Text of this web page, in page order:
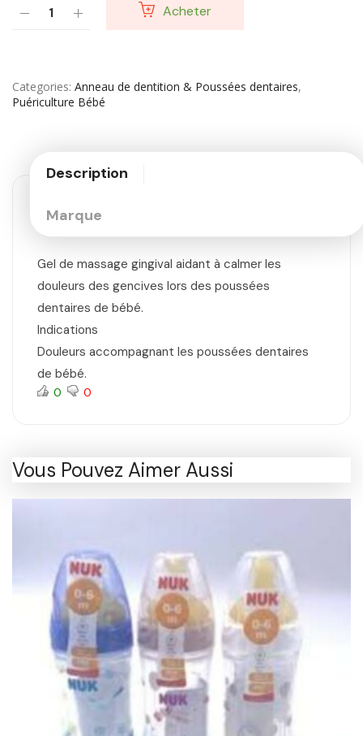
Acheter
Categories Anneau de dentition & Poussées dentaires,
Puériculture Bébé
Description
Marque
Gel de massage gingival aidant à calmer les
douleurs des gencives lors des poussées
dentaires de bébé.
Indications
Douleurs accompagnant les poussées dentaires
de bébé.
0 0
Vous Pouvez Aimer Aussi